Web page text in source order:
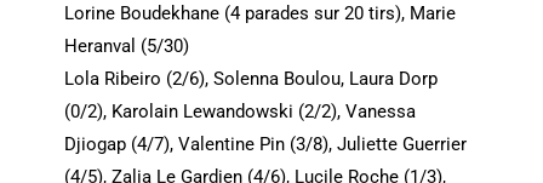
Lorine Boudekhane (4 parades sur 20 tirs), Marie
Heranval (5/30)
Lola Ribeiro (2/6), Solenna Boulou, Laura Dorp
(0/2), Karolain Lewandowski (2/2), Vanessa
Djiogap (4/7), Valentine Pin (3/8), Juliette Guerrier
(4/5), Zalia Le Gardien (4/6), Lucile Roche (1/3),